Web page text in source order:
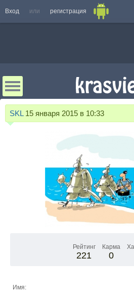
Вход или регистрация
SKL 15 января 2015 в 10:33
Рейтинг
221
Карма
0
Имя: